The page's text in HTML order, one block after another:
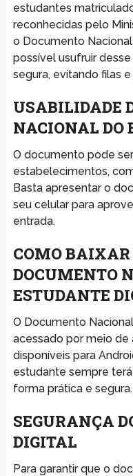
estudantes
reconhecidas pelo
o Documento
possível usufruir
segura, evitando filas
USABILIDADE
NACIONAL DO
O documento pode
estabelecimentos,
Basta apresentar o
seu celular para
entrada.
COMO BAIXAR
DOCUMENTO
ESTUDANTE
O Documento
acessado por meio de
disponíveis para
estudante sempre
forma prática e segura.
SEGURANÇA
DIGITAL
Para garantir que o